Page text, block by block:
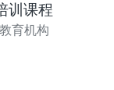
训课程
育机构